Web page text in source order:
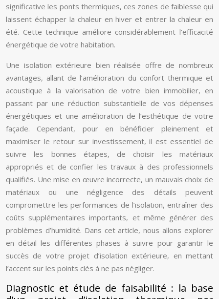
significative les ponts thermiques, ces zones de faiblesse qui
laissent échapper la chaleur en hiver et entrer la chaleur en
été. Cette technique améliore considérablement l’efficacité
énergétique de votre habitation.
Une isolation extérieure bien réalisée offre de nombreux
avantages, allant de l’amélioration du confort thermique et
acoustique à la valorisation de votre bien immobilier, en
passant par une réduction substantielle de vos dépenses
énergétiques et une amélioration de l’esthétique de votre
façade. Cependant, pour en bénéficier pleinement et
maximiser le retour sur investissement, il est essentiel de
suivre les bonnes étapes, de choisir les matériaux
appropriés et de confier les travaux à des professionnels
qualifiés. Une mise en œuvre incorrecte, un mauvais choix de
matériaux ou une négligence des détails peuvent
compromettre les performances de l’isolation, entraîner des
coûts supplémentaires importants, et même générer des
problèmes d’humidité. Dans cet article, nous allons explorer
en détail les différentes phases à suivre pour garantir le
succès de votre projet d’isolation extérieure, en mettant
l’accent sur les points clés à ne pas négliger.
Diagnostic et étude de faisabilité : la base